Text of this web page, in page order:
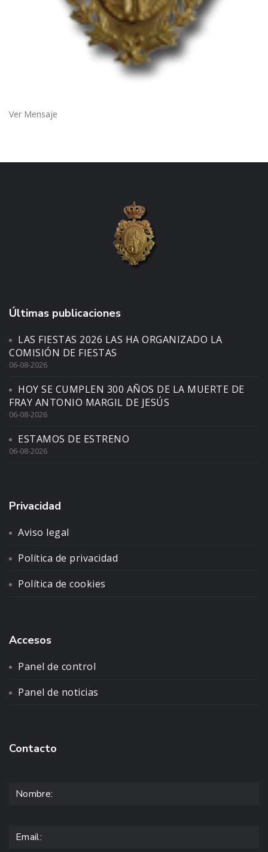
Ver Mensaje
Últimas publicaciones
LAS FIESTAS 2026 LAS HA ORGANIZADO LA
COMISIÓN DE FIESTAS
06-08-2026
HOY SE CUMPLEN 300 AÑOS DE LA MUERTE DE
FRAY ANTONIO MARGIL DE JESÚS
06-08-2026
ESTAMOS DE ESTRENO
06-08-2026
Privacidad
Aviso legal
Política de privacidad
Política de cookies
Accesos
Panel de control
Panel de noticias
Contacto